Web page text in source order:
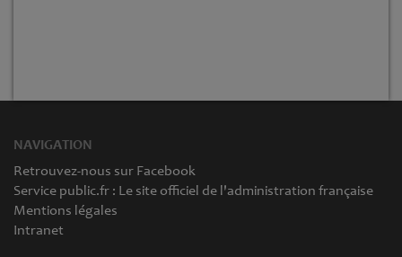
NAVIGATION
Retrouvez-nous sur Facebook
Service public.fr : Le site officiel de l'administration française
Mentions légales
Intranet